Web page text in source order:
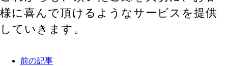
様に喜んで頂けるようなサービスを提供
していきます。
前の記事